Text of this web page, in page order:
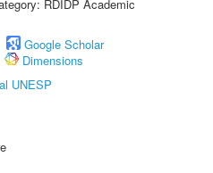
RDIDP Academic
Google Scholar
Dimensions
UNESP